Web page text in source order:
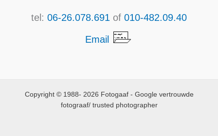
tel: 06-26.078.691 of 010-482.09.40
Email
Copyright © 1988- 2026 Fotogaaf - Google vertrouwde
fotograaf/ trusted photographer